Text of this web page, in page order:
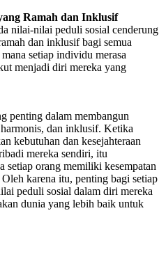
Ramah dan Inklusif
nilai-nilai peduli sosial cenderung
dan inklusif bagi semua
setiap individu merasa
menjadi diri mereka yang
penting dalam membangun
dan inklusif. Ketika
kebutuhan dan kesejahteraan
mereka sendiri, itu
setiap orang memiliki kesempatan
karena itu, penting bagi setiap
peduli sosial dalam diri mereka
dunia yang lebih baik untuk